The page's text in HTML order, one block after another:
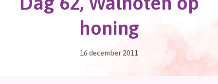
honing
16 december 2011